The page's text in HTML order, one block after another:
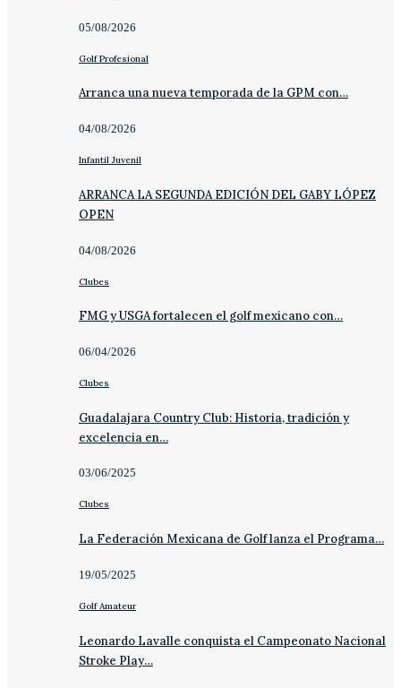
05/08/2026
Golf Profesional
Arranca una nueva temporada de la GPM con…
04/08/2026
Infantil Juvenil
ARRANCA LA SEGUNDA EDICIÓN DEL GABY LÓPEZ
OPEN
04/08/2026
Clubes
FMG y USGA fortalecen el golf mexicano con…
06/04/2026
Clubes
Guadalajara Country Club: Historia, tradición y
excelencia en…
03/06/2025
Clubes
La Federación Mexicana de Golf lanza el Programa…
19/05/2025
Golf Amateur
Leonardo Lavalle conquista el Campeonato Nacional
Stroke Play…